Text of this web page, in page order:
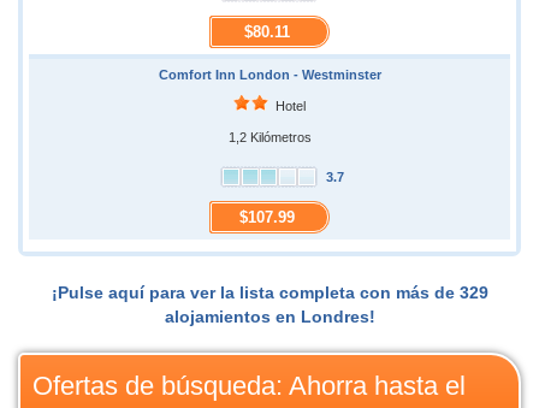
$80.11
Comfort Inn London - Westminster
Hotel
1,2 Kilómetros
3.7
$107.99
¡Pulse aquí para ver la lista completa con más de 329
alojamientos en Londres!
Ofertas de búsqueda: Ahorra hasta el